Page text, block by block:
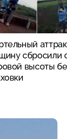
сбросили
высоты